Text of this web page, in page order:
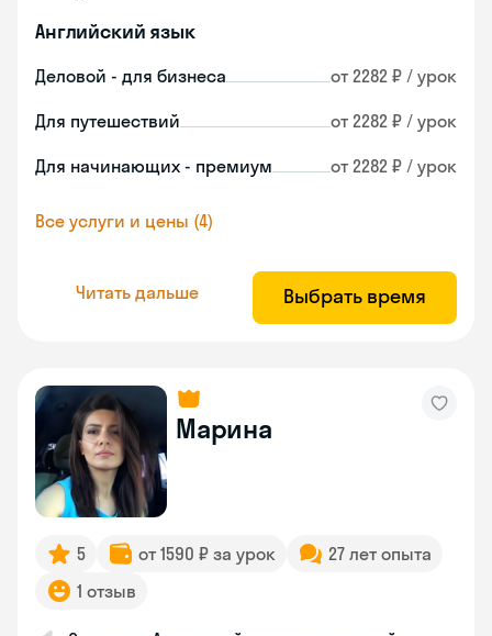
Английский язык
Деловой - для бизнеса от 2282 ₽ / урок
Для путешествий от 2282 ₽ / урок
Для начинающих - премиум от 2282 ₽ / урок
Все услуги и цены (4)
Читать дальше Выбрать время
Марина
5 от 1590 ₽ за урок
27 лет опыта
1 отзыв